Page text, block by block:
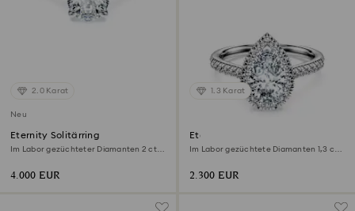
2.0 Karat
Neu
Eternity Solitärring
Im Labor gezüchteter Diamanten 2 ct
4.000 EUR
1.3 Karat
Eternity Strahlenkranz-
Solitärring
Im Labor gezüchtete Diamanten 1,3 ct
2.300 EUR